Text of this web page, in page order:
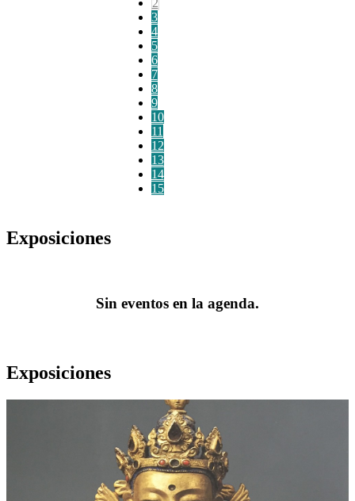
3
4
5
6
7
8
9
10
11
12
13
14
15
Exposiciones
Sin eventos en la agenda.
Exposiciones